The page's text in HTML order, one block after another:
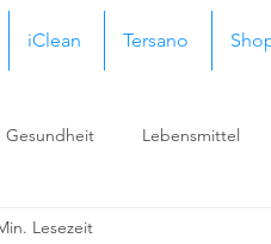
iClean Tersano
Gesundheit Lebensmittel
Lesezeit